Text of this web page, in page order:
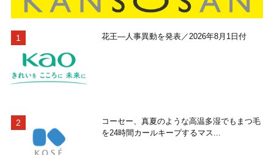
花王―人事異動を発表／2026年8月1日付
コーセー、真夏のような高温多湿でもまつ毛
を24時間カールキープするマス...